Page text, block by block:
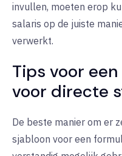
invullen, moeten erop
salaris op de juiste
verwerkt.
Tips voor
voor directe
De beste manier om er
sjabloon voor een